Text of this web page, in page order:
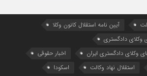
آیین ‌نامه استقلال کانون وکلا
وکلای دادگستری
وکلای دادگستری ایران
اخبار حقوقی
استقلال نهاد وکالت
اسکودا